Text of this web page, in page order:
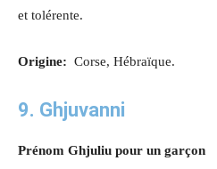
et tolérente.
Origine: Corse, Hébraïque.
9. Ghjuvanni
Prénom Ghjuliu pour un garçon